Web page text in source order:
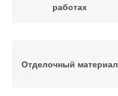
работах
Отделочный материал